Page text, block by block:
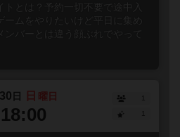
トとは？予約一切不要で途中入
ームをやりたいけど平日に集め
バーとは違う顔ぶれでやって
30 日 日 曜日
1
1